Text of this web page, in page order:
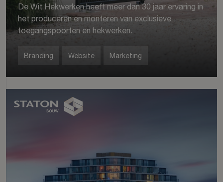
De Wit Hekwerken heeft meer dan 30 jaar ervaring in
het produceren en monteren van exclusieve
toegangspoorten en hekwerken.
Branding Website Marketing